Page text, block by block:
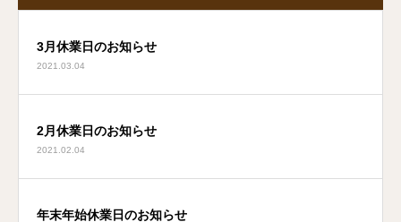
3月休業日のお知らせ
2021.03.04
2月休業日のお知らせ
2021.02.04
年末年始休業日のお知らせ